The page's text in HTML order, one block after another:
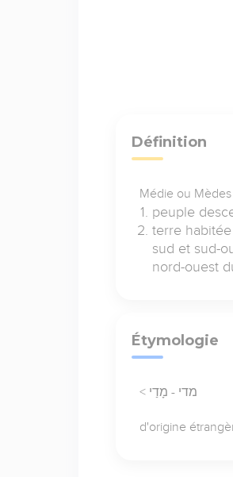
Définition
Médie ou
peuple
terre
sud et sud-
nord-ouest
Étymologie
< מדי - מָדַי
d'origine